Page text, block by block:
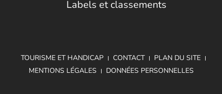
Labels et classements
TOURISME ET HANDICAP CONTACT
PLAN DU SITE
MENTIONS LÉGALES
DONNÉES PERSONNELLES